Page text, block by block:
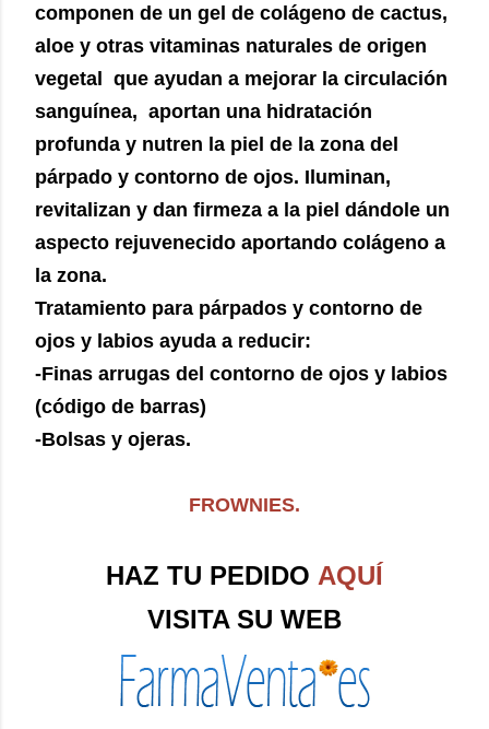
componen de un gel de colágeno de cactus,
aloe y otras vitaminas naturales de origen
vegetal que ayudan a mejorar la circulación
sanguínea, aportan una hidratación
profunda y nutren la piel de la zona del
párpado y contorno de ojos. Iluminan,
revitalizan y dan firmeza a la piel dándole un
aspecto rejuvenecido aportando colágeno a
la zona.
Tratamiento para párpados y contorno de
ojos y labios ayuda a reducir:
-Finas arrugas del contorno de ojos y labios
(código de barras)
-Bolsas y ojeras.
FROWNIES.
HAZ TU PEDIDO AQUÍ
VISITA SU WEB